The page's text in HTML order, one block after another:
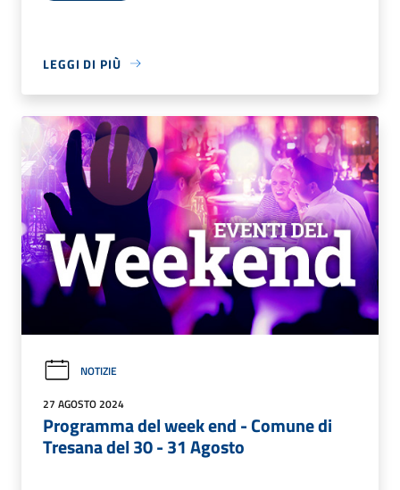
LEGGI DI PIÙ
NOTIZIE
27 AGOSTO 2024
Programma del week end - Comune di
Tresana del 30 - 31 Agosto